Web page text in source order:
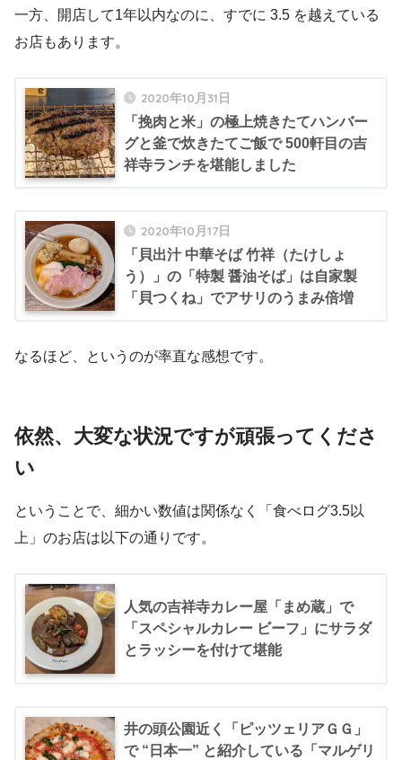
一方、開店して1年以内なのに、すでに 3.5 を越えている
お店もあります。
2020年10月31日
「挽肉と米」の極上焼きたてハンバー
グと釜で炊きたてご飯で 500軒目の吉
祥寺ランチを堪能しました
2020年10月17日
「貝出汁 中華そば 竹祥（たけしょ
う）」の「特製 醤油そば」は自家製
「貝つくね」でアサリのうまみ倍増
なるほど、というのが率直な感想です。
依然、大変な状況ですが頑張ってくださ
い
ということで、細かい数値は関係なく「食べログ3.5以
上」のお店は以下の通りです。
人気の吉祥寺カレー屋「まめ蔵」で
「スペシャルカレー ビーフ」にサラダ
とラッシーを付けて堪能
井の頭公園近く「ピッツェリアＧＧ」
で “日本一” と紹介している「マルゲリ